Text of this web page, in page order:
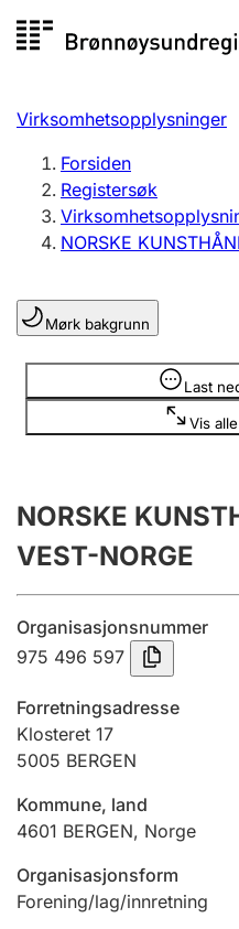
Registersøk
Aksjeselskap
Enkeltpersonforetak
Registrere, endre, slette
Lag og forening
Registrere, endre, slette
Årsregnskap
Innsending og
Tinglysing
Jeger
Betaling og
Ektepaktveileder
Offentlig sektor
Virksomhetsopplysninger
Forsiden
Registersøk
NORSKE
Mørk bakgrunn
Last
Vis
Opplysninger er skjult
NORSKE
VEST-NORGE
Organisasjonsnummer
975 496 597
Forretningsadresse
Klosteret 17
5005 BERGEN
Kommune, land
4601 BERGEN, Norge
Organisasjonsform
Forening/lag/innretning